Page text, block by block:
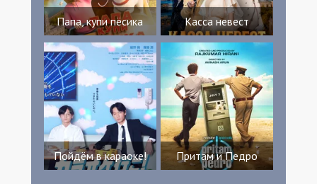
Папа, купи пёсика Касса невест
Пойдём в караоке! Притам и Педро